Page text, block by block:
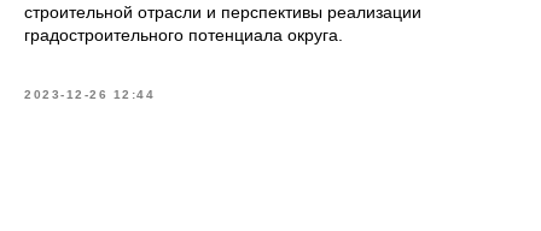
строительной отрасли и перспективы реализации
градостроительного потенциала округа.
2023-12-26 12:44